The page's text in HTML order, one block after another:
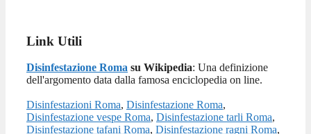
Link Utili
Disinfestazione Roma su Wikipedia: Una definizione
dell'argomento data dalla famosa enciclopedia on line.
Disinfestazioni Roma, Disinfestazione Roma,
Disinfestazione vespe Roma, Disinfestazione tarli Roma,
Disinfestazione tafani Roma, Disinfestazione ragni Roma,